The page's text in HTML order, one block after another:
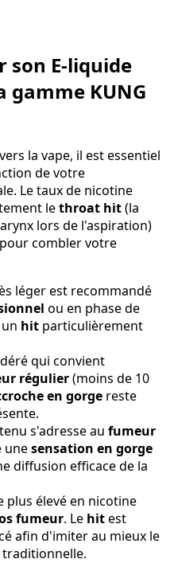
son E-liquide
gamme KUNG
la vape, il est essentiel
de votre
Le taux de nicotine
lethroat hit(la
lors de l'aspiration)
combler votre
léger est recommandé
ou en phase de
hit particulièrement
qui convient
régulier(moins de 10
en gorge reste
s'adresse au fumeur
unesensation en gorge
diffusion efficace de la
plus élevé en nicotine
fumeur. Le hitest
afin d'imiter au mieux le